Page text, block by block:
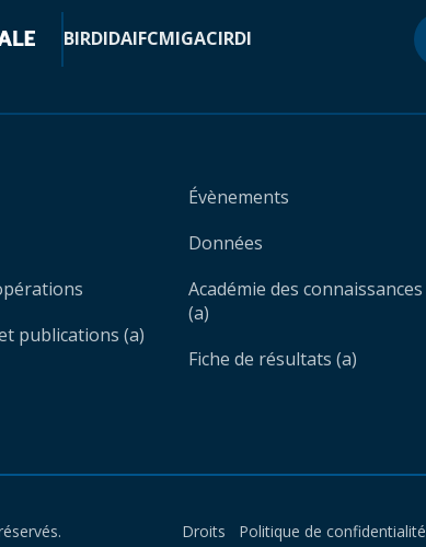
BIRDIDAIFCMIGACIRDI
publications (a)
Évènements
Données
Académie des connaissances
(a)
Fiche de résultats (a)
Droits Politique de confidentialité